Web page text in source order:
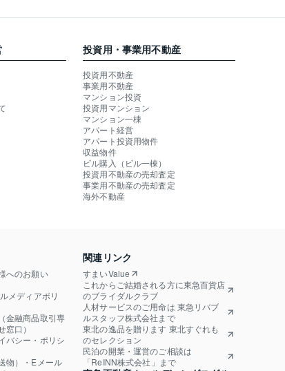
投資用・事業用不動産
投資用不動産
事業用不動産
マンション投資
投資用マンション
マンション一棟
アパート経営
アパート投資用物件
収益物件
ビル購入（ビル一棟）
投資用不動産の売却査定
事業用不動産の売却査定
海外不動産
へのお願い
メディアポリ
金融商品取引専
窓口）
バシー・ポリシ
物）・Eメール
関連リンク
すまいValue
これからご結婚される方に東急百貨店
のブライダルクラブ
人材サービスのご用命は 東急リバブ
ルスタッフ株式会社まで
東北の逸品を贈ります 東北すぐれも
のセレクション
民泊の開業・運営のご相談は
「ReINN株式会社」まで